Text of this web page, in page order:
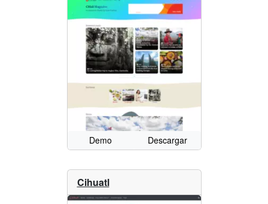
Demo Descargar
Cihuatl